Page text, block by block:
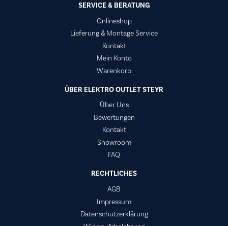
SERVICE & BERATUNG
Onlineshop
Lieferung & Montage Service
Kontakt
Mein Konto
Warenkorb
ÜBER ELEKTRO OUTLET STEYR
Über Uns
Bewertungen
Kontakt
Showroom
FAQ
RECHTLICHES
AGB
Impressum
Datenschutzerklärung